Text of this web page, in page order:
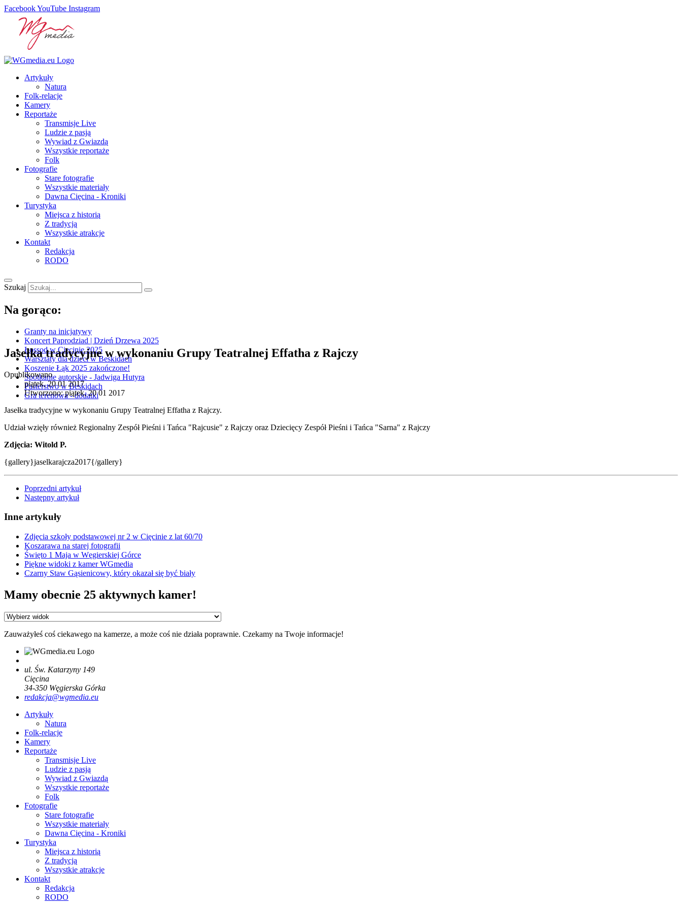
FacebookYouTube Instagram
Artykuły
Natura
Folk-relacje
Kamery
Reportaże
Transmisje Live
Ludzie z pasją
Wywiad z Gwiazdą
Wszystkie reportaże
Folk
Fotografie
Stare fotografie
Wszystkie materiały
Dawna Cięcina - Kroniki
Turystyka
Miejsca z historią
Z tradycją
Wszystkie atrakcje
Kontakt
Redakcja
RODO
Szukaj
Na gorąco:
Granty na inicjatywy
Koncert Paprodziad | Dzień Drzewa 2025
Łossod w Cięcinie 2025
Warsztaty dla dzieci w Beskidach
Koszenie Łąk 2025 zakończone!
Spotkanie autorskie - Jadwiga Hutyra
Pasterstwo w Beskidach
Gra terenowa - dodatki
Jasełka tradycyjne w wykonaniu Grupy Teatralnej Effatha z Rajczy
Opublikowano
piątek, 20 01 2017
Utworzono: piątek, 20 01 2017
Jasełka tradycyjne w wykonaniu Grupy Teatralnej Effatha z Rajczy.
Udział wzięły również Regionalny Zespół Pieśni i Tańca "Rajcusie" z Rajczy oraz Dziecięcy Zespół Pieśni i Tańca "Sarna" z Rajczy
Zdjęcia: Witold P.
{gallery}jaselkarajcza2017{/gallery}
Poprzedni artykuł
Następny artykuł
Inne artykuły
Zdjęcia szkoły podstawowej nr 2 w Cięcinie z lat 60/70
Koszarawa na starej fotografii
Święto 1 Maja w Węgierskiej Górce
Piękne widoki z kamer WGmedia
Czarny Staw Gąsienicowy, który okazał się być biały
Mamy obecnie 25 aktywnych kamer!
Zauważyłeś coś ciekawego na kamerze, a może coś nie działa poprawnie. Czekamy na Twoje informacje!
ul. Św. Katarzyny 149
Cięcina
34-350 Węgierska Górka
redakcja@wgmedia.eu
Artykuły
Natura
Folk-relacje
Kamery
Reportaże
Transmisje Live
Ludzie z pasją
Wywiad z Gwiazdą
Wszystkie reportaże
Folk
Fotografie
Stare fotografie
Wszystkie materiały
Dawna Cięcina - Kroniki
Turystyka
Miejsca z historią
Z tradycją
Wszystkie atrakcje
Kontakt
Redakcja
RODO